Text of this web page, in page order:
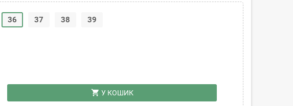
36 37 38 39
shopping_cart У КОШИК